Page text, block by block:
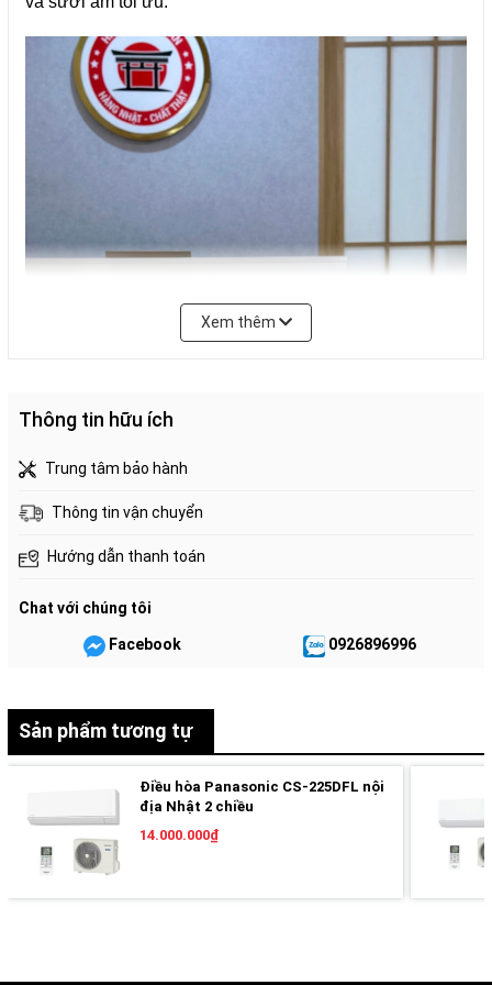
Độ dài tối đa ống đồng
Chênh lệch độ cao tối đa
I. Tính năng nổi bật Điều hòa Panasonic CS-224DFL
1. Điều hòa 2 chiều – Mát lạnh mùa hè, ấm áp mùa
Panasonic CS-224DFL là lựa chọn lý tưởng cho những
Xem thêm
Thông tin hữu ích
Trung tâm bảo hành
Thông tin vận chuyển
Hướng dẫn thanh toán
Chat với chúng tôi
Facebook 0926896996
Sản phẩm tương tự
Điều hòa Panasonic CS-225DFL nội
địa Nhật 2 chiều
14.000.000₫